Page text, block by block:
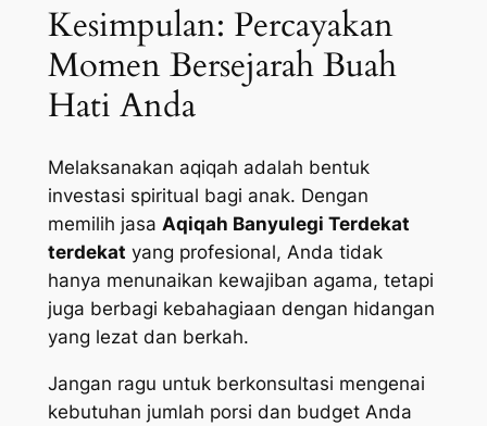
Kesimpulan: Percayakan
Momen Bersejarah Buah
Hati Anda
Melaksanakan aqiqah adalah bentuk
investasi spiritual bagi anak. Dengan
memilih jasa Aqiqah Banyulegi Terdekat
terdekat yang profesional, Anda tidak
hanya menunaikan kewajiban agama, tetapi
juga berbagi kebahagiaan dengan hidangan
yang lezat dan berkah.
Jangan ragu untuk berkonsultasi mengenai
kebutuhan jumlah porsi dan budget Anda